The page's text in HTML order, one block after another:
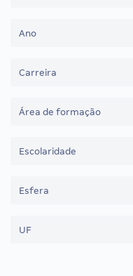
Ano
Carreira
Área de formação
Escolaridade
Esfera
UF